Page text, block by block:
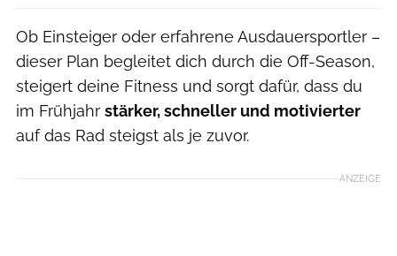
Ob Einsteiger oder erfahrene Ausdauersportler –
dieser Plan begleitet dich durch die Off-Season,
steigert deine Fitness und sorgt dafür, dass du
im Frühjahr stärker, schneller und motivierter
auf das Rad steigst als je zuvor.
ANZEIGE